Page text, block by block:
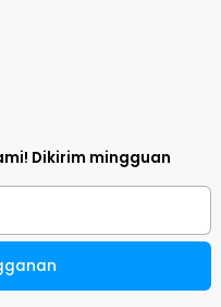
Dikirim mingguan